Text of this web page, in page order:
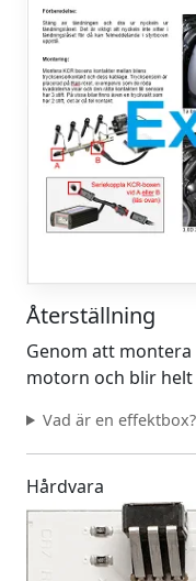
Återställning
Genom att
motorn och blir
Vad är en
Hårdvara